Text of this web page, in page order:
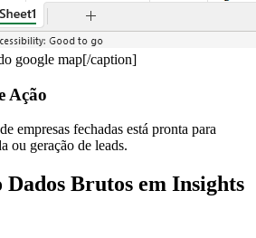
google map[/caption]
Ação
empresas fechadas está pronta para
ou geração de leads.
Brutos em Insights